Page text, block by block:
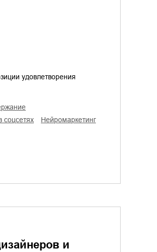
удовлетворения
соцсетях нейромаркетинг
и